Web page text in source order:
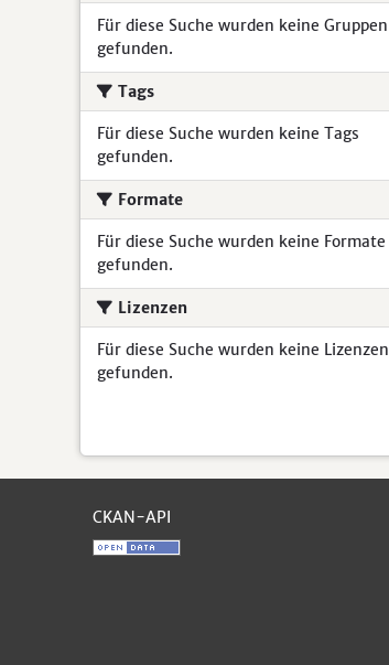
Für diese Suche wurden keine Gruppen
gefunden.
Tags
Für diese Suche wurden keine Tags
gefunden.
Formate
Für diese Suche wurden keine Formate
gefunden.
Lizenzen
Für diese Suche wurden keine Lizenzen
gefunden.
CKAN-API